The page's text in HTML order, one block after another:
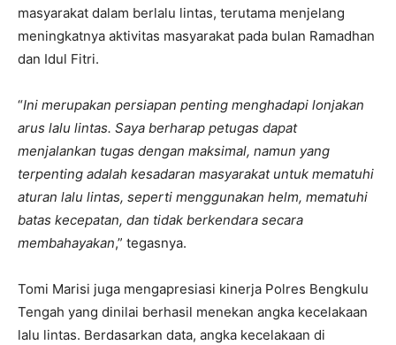
masyarakat dalam berlalu lintas, terutama menjelang
meningkatnya aktivitas masyarakat pada bulan Ramadhan
dan Idul Fitri.
“Ini merupakan persiapan penting menghadapi lonjakan
arus lalu lintas. Saya berharap petugas dapat
menjalankan tugas dengan maksimal, namun yang
terpenting adalah kesadaran masyarakat untuk mematuhi
aturan lalu lintas, seperti menggunakan helm, mematuhi
batas kecepatan, dan tidak berkendara secara
membahayakan,” tegasnya.
Tomi Marisi juga mengapresiasi kinerja Polres Bengkulu
Tengah yang dinilai berhasil menekan angka kecelakaan
lalu lintas. Berdasarkan data, angka kecelakaan di